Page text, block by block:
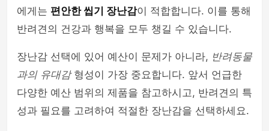
에게는 편안한 씹기 장난감이 적합합니다. 이를 통해
반려견의 건강과 행복을 모두 챙길 수 있습니다.
장난감 선택에 있어 예산이 문제가 아니라, 반려동물
과의 유대감형성이 가장 중요합니다. 앞서 언급한
다양한 예산 범위의 제품을 참고하시고, 반려견의 특
성과 필요를 고려하여 적절한 장난감을 선택하세요.